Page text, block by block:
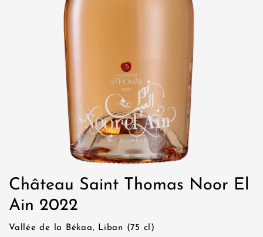
Château Saint Thomas Noor El
Ain 2022
Vallée de la Békaa, Liban (75 cl)